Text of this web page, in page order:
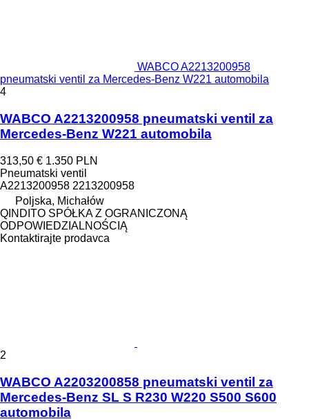
WABCO A2213200958
pneumatski ventil za Mercedes-Benz W221 automobila
4
WABCO A2213200958 pneumatski ventil za
Mercedes-Benz W221 automobila
313,50 € 1.350 PLN
Pneumatski ventil
A2213200958 2213200958
Poljska, Michałów
QINDITO SPÓŁKA Z OGRANICZONĄ
ODPOWIEDZIALNOŚCIĄ
Kontaktirajte prodavca
2
WABCO A2203200858 pneumatski ventil za
Mercedes-Benz SL S R230 W220 S500 S600
automobila